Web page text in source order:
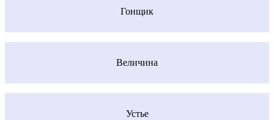
Гонщик
Величина
Устье